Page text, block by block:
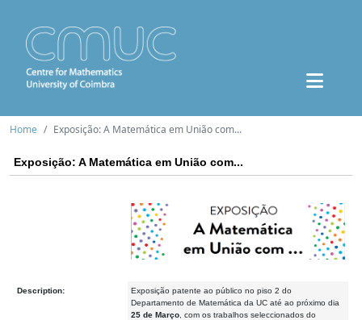
Home Exposição: A Matemática em União com...
Exposição: A Matemática em União com...
Description:
Exposição patente ao público no piso 2 do
Departamento de Matemática da UC até ao próximo dia
25 de Março , com os trabalhos seleccionados do